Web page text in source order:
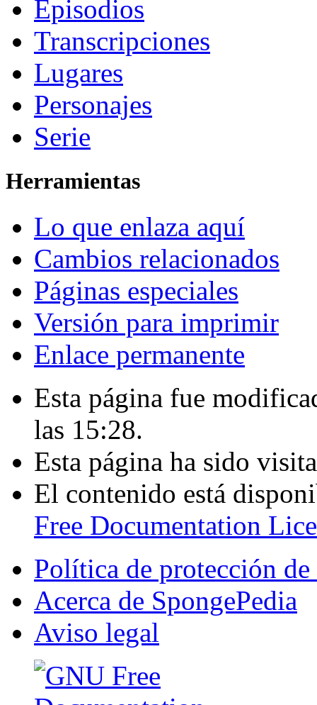
Episodios
Transcripciones
Lugares
Personajes
Serie
Herramientas
Lo que enlaza aquí
Cambios relacionados
Páginas especiales
Versión para imprimir
Enlace permanente
Esta página fue
las 15:28.
Esta página ha sido
El contenido está
Free Documentation
Política de protección de
Acerca de SpongePedia
Aviso legal